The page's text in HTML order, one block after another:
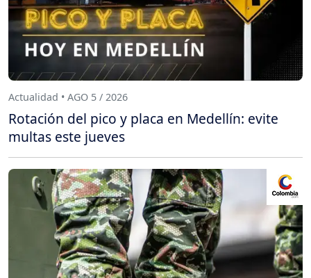
Actualidad • AGO 5 / 2026
Rotación del pico y placa en Medellín: evite
multas este jueves